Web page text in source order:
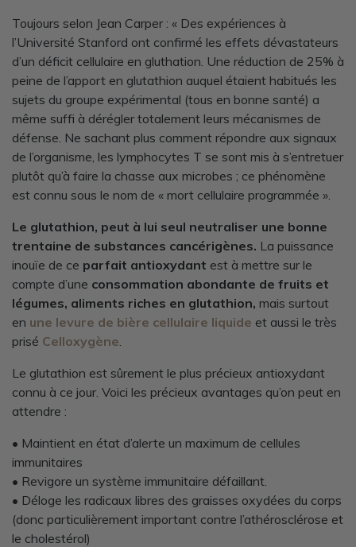
Toujours selon Jean Carper : « Des expériences à
l’Université Stanford ont confirmé les effets dévastateurs
d’un déficit cellulaire en gluthation. Une réduction de 25% à
peine de l’apport en glutathion auquel étaient habitués les
sujets du groupe expérimental (tous en bonne santé) a
même suffi à dérégler totalement leurs mécanismes de
défense. Ne sachant plus comment répondre aux signaux
de l’organisme, les lymphocytes T se sont mis à s’entretuer
plutôt qu’à faire la chasse aux microbes ; ce phénomène
est connu sous le nom de « mort cellulaire programmée ».
Le glutathion, peut à lui seul neutraliser une bonne
trentaine de substances cancérigènes. La puissance
inouïe de ce parfait antioxydant est à mettre sur le
compte d’une consommation abondante de fruits et
légumes, aliments riches en glutathion, mais surtout
en une levure de bière cellulaire liquide et aussi le très
prisé Celloxygène
Le glutathion est sûrement le plus précieux antioxydant
connu à ce jour. Voici les précieux avantages qu’on peut en
attendre :
• Maintient en état d’alerte un maximum de cellules
immunitaires
• Revigore un système immunitaire défaillant.
• Déloge les radicaux libres des graisses oxydées du corps
(donc particulièrement important contre l’athérosclérose et
le cholestérol)